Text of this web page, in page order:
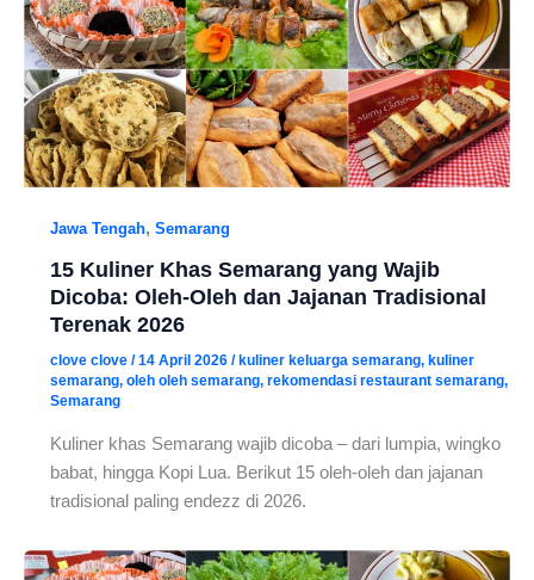
Jawa Tengah, Semarang
15 Kuliner Khas Semarang yang Wajib
Dicoba: Oleh-Oleh dan Jajanan Tradisional
Terenak 2026
clove clove /14 April 2026 / kuliner keluarga semarang, kuliner
semarang, oleh oleh semarang, rekomendasi restaurant semarang,
Semarang
Kuliner khas Semarang wajib dicoba – dari lumpia, wingko
babat, hingga Kopi Lua. Berikut 15 oleh-oleh dan jajanan
tradisional paling endezz di 2026.